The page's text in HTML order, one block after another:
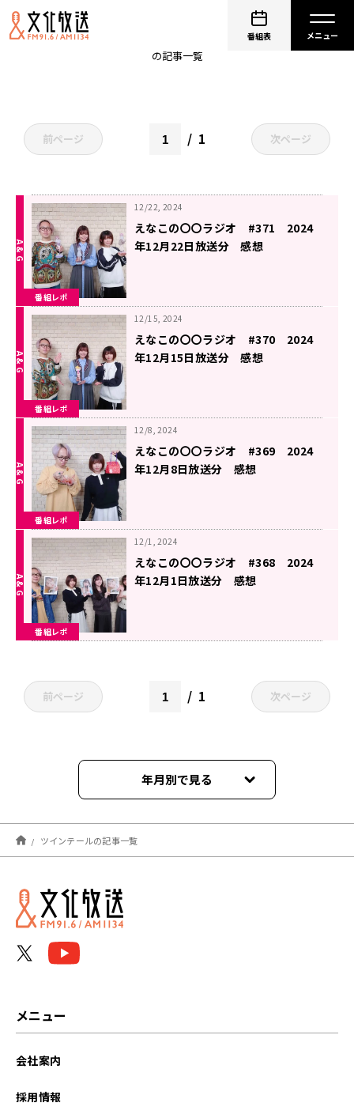
番組表
の記事一覧
前ページ 1 次ページ
番組レポ
12/22, 2024
えなこの〇〇ラジオ #371 2024
年12月22日放送分 感想
番組レポ
12/15, 2024
えなこの〇〇ラジオ #370 2024
年12月15日放送分 感想
番組レポ
12/8, 2024
えなこの〇〇ラジオ #369 2024
年12月8日放送分 感想
番組レポ
12/1, 2024
えなこの〇〇ラジオ #368 2024
年12月1日放送分 感想
前ページ 1 次ページ
年月別で見る
2024年12月
2024年11月
ツインテールの記事一覧
メニュー
会社案内
採用情報